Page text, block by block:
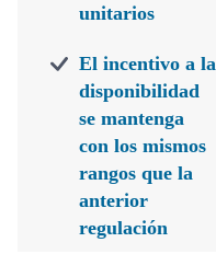
unitarios
El incentivo a la
disponibilidad
se mantenga
con los mismos
rangos que la
anterior
regulación